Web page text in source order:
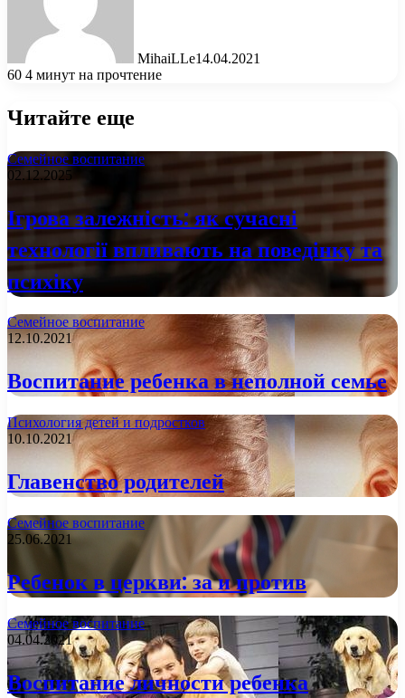
MihaiLLe14.04.2021
60 4 минут на прочтение
Читайте еще
Семейное воспитание
02.12.2025
Ігрова залежність: як сучасні
технології впливають на поведінку та
психіку
Семейное воспитание
12.10.2021
Воспитание ребенка в неполной семье
Психология детей и подростков
10.10.2021
Главенство родителей
Семейное воспитание
25.06.2021
Ребенок в церкви: за и против
Семейное воспитание
04.04.2021
Воспитание личности ребенка